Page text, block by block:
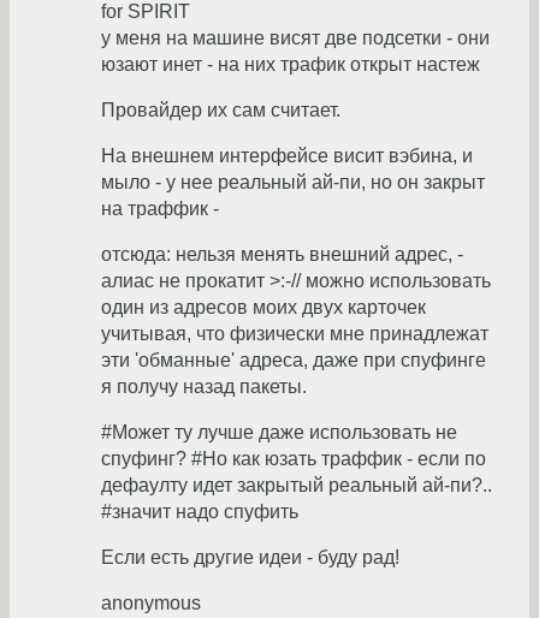
for SPIRIT
у меня на машине висят две подсетки - они
юзают инет - на них трафик открыт настеж
Провайдер их сам считает.
На внешнем интерфейсе висит вэбина, и
мыло - у нее реальный ай-пи, но он закрыт
на траффик -
отсюда: нельзя менять внешний адрес, -
алиас не прокатит >:-// можно использовать
один из адресов моих двух карточек
учитывая, что физически мне принадлежат
эти 'обманные' адреса, даже при спуфинге
я получу назад пакеты.
#Может ту лучше даже использовать не
спуфинг? #Но как юзать траффик - если по
дефаулту идет закрытый реальный ай-пи?..
#значит надо спуфить
Если есть другие идеи - буду рад!
anonymous